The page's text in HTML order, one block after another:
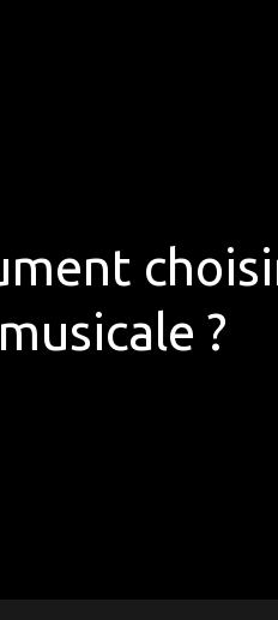
?